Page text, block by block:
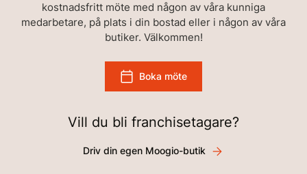
kostnadsfritt möte med någon av våra kunniga
medarbetare, på plats i din bostad eller i någon av våra
butiker. Välkommen!
Boka möte
Vill du bli franchisetagare?
Driv din egen Moogio-butik